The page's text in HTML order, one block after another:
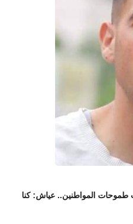
طموحات المواطنين.. عياش: كنا